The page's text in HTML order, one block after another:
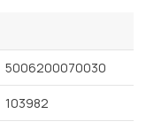
5006200070030
103982